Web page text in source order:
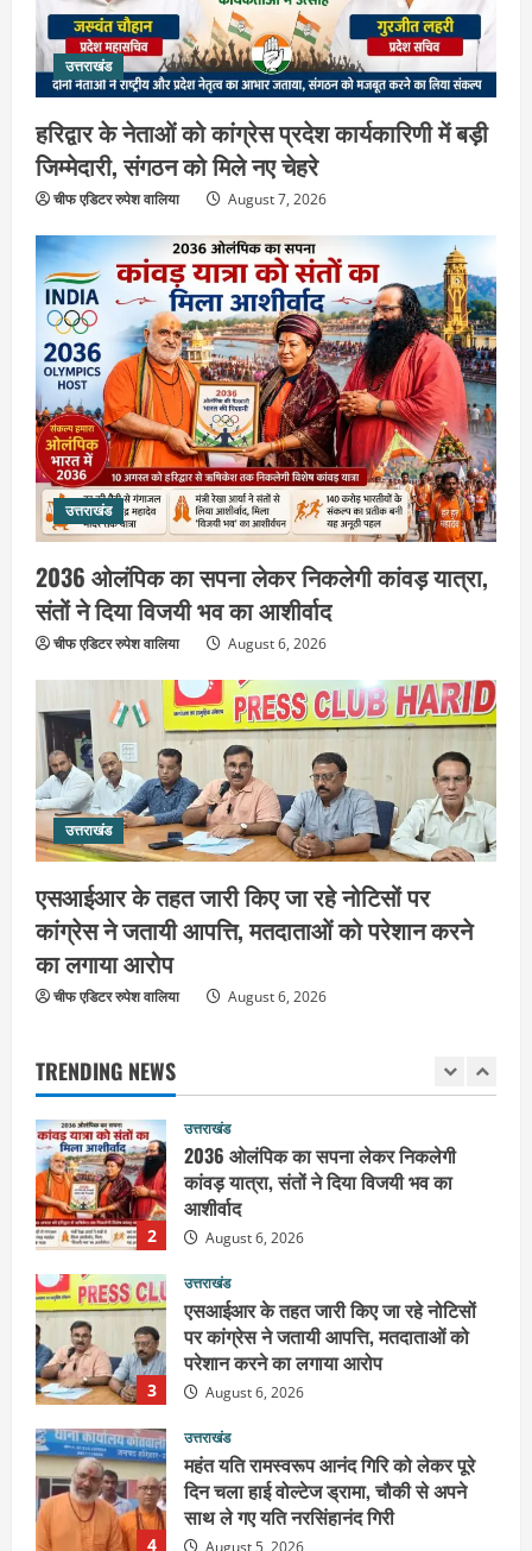
उत्तराखंड
हरिद्वार के नेताओं को कांग्रेस प्रदेश कार्यकारिणी में बड़ी
जिम्मेदारी, संगठन को मिले नए चेहरे
चीफ एडिटर रुपेश वालिया August 7, 2026
उत्तराखंड
2036 ओलंपिक का सपना लेकर निकलेगी कांवड़ यात्रा,
संतों ने दिया विजयी भव का आशीर्वाद
चीफ एडिटर रुपेश वालिया August 6, 2026
उत्तराखंड
एसआईआर के तहत जारी किए जा रहे नोटिसों पर
कांग्रेस ने जतायी आपत्ति, मतदाताओं को परेशान करने
का लगाया आरोप
चीफ एडिटर रुपेश वालिया August 6, 2026
TRENDING NEWS
2
उत्तराखंड
2036 ओलंपिक का सपना लेकर निकलेगी
कांवड़ यात्रा, संतों ने दिया विजयी भव का
आशीर्वाद
August 6, 2026
3
उत्तराखंड
एसआईआर के तहत जारी किए जा रहे नोटिसों
पर कांग्रेस ने जतायी आपत्ति, मतदाताओं को
परेशान करने का लगाया आरोप
August 6, 2026
4
महंत यति रामस्वरूप आनंद गिरि को लेकर पूरे
दिन चला हाई वोल्टेज ड्रामा, चौकी से अपने
साथ ले गए यति नरसिंहानंद गिरी
August 5, 2026
5
उत्तराखंड
जिला जेल में गूंजा मां गंगा का महिमा गान,
संदेश
August 5, 2026
1
हरिद्वार के नेताओं को कांग्रेस प्रदेश
2
उत्तराखंड
2036 ओलंपिक का सपना लेकर निकलेगी
कांवड़ यात्रा, संतों ने दिया विजयी भव का
आशीर्वाद
August 6, 2026
3
उत्तराखंड
एसआईआर के तहत जारी किए जा रहे नोटिसों
पर कांग्रेस ने जतायी आपत्ति, मतदाताओं को
परेशान करने का लगाया आरोप
August 6, 2026
4
उत्तराखंड
महंत यति रामस्वरूप आनंद गिरि को लेकर पूरे
दिन चला हाई वोल्टेज ड्रामा, चौकी से अपने
साथ ले गए यति नरसिंहानंद गिरी
August 5, 2026